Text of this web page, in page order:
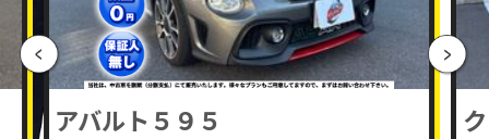
アバルト５９５